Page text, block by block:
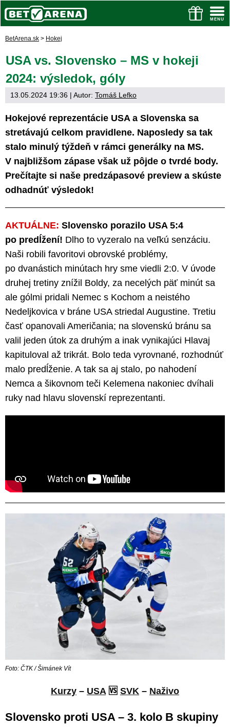
BetArena.sk > Hokej
USA vs. Slovensko – MS v hokeji
2024: výsledok, góly
13.05.2024 19:36 | Autor: Tomáš Lefko
Hokejové reprezentácie USA a Slovenska sa
stretávajú celkom pravidlene. Naposledy sa tak
stalo minulý týždeň v rámci generálky na MS.
V najbližšom zápase však už pôjde o tvrdé body.
Prečítajte si naše predzápasové preview a skúste
odhadnúť výsledok!
AKTUÁLNE: Slovensko porazilo USA 5:4
po predĺžení! Dlho to vyzeralo na veľkú senzáciu.
Naši robili favoritovi obrovské problémy,
po dvanástich minútach hry sme viedli 2:0. V úvode
druhej tretiny znížil Boldy, za necelých päť minút sa
ale gólmi pridali Nemec s Kochom a neistého
Nedeljkovica v bráne USA striedal Augustine. Tretiu
časť opanovali Američania; na slovenskú bránu sa
valil jeden útok za druhým a inak vynikajúci Hlavaj
kapituloval až trikrát. Bolo teda vyrovnané, rozhodnúť
malo predĺženie. A tak sa aj stalo, po nahodení
Nemca a šikovnom teči Kelemena nakoniec dvíhali
ruky nad hlavu slovenskí reprezentanti.
Foto: ČTK / Šimánek Vít
Kurzy – USA🆚 SVK – Naživo
Slovensko proti USA – 3. kolo B skupiny